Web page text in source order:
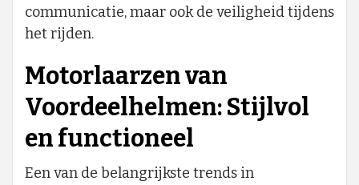
communicatie, maar ook de veiligheid tijdens
het rijden.
Motorlaarzen van
Voordeelhelmen: Stijlvol
en functioneel
Een van de belangrijkste trends in